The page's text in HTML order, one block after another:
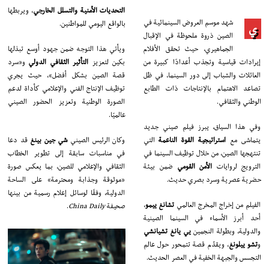
ي
شهد موسم العروض السينمائية في
الصين ذروة ملحوظة في الإقبال
الجماهيري، حيث تحقق الأفلام
إيرادات قياسية وتجذب أعدادًا كبيرة من
العائلات والشباب إلى دور السينما، في ظل
تصاعد الاهتمام بالإنتاجات ذات الطابع
الوطني والثقافي.
وفي هذا السياق، يبرز فيلم صيني جديد
يتماشى مع استراتيجية القوة الناعمةالتي
تنتهجها الصين، من خلال توظيف السينما في
الترويج لروايات الأمن القومي ضمن بيئة
حضرية عصرية وسرد بصري حديث.
الفيلم من إخراج المخرج العالمي تشانغ ييمو،
أحد أبرز الأسماء في السينما الصينية
والدولية، وبطولة النجمين يي يانغ تشيانشي
وتشو ييلونغ، ويقدّم قصة تتمحور حول عالم
التجسس والجبهة الخفية في العصر الحديث.
التحديات الأمنية والتسلل الخارجي، ويربطها
بالواقع اليومي للمواطنين.
ويأتي هذا التوجه ضمن جهود أوسع تبذلها
بكين لتعزيز التأثير الثقافي الدولي و«سرد
قصة الصين بشكل أفضل»، حيث يجري
توظيف الإنتاج الفني والإعلامي كأداة لدعم
الصورة الوطنية وتعزيز الحضور الصيني
عالميًا.
وكان الرئيس الصينيشي جين بينغ قد دعا
في مناسبات سابقة إلى تطوير الخطاب
الثقافي والإعلامي للصين، بما يعكس صورة
«موثوقة وجذابة ومحترمة» على الساحة
الدولية، وفقًا لوسائل إعلام رسمية من بينها
صحيفةChina Daily
.